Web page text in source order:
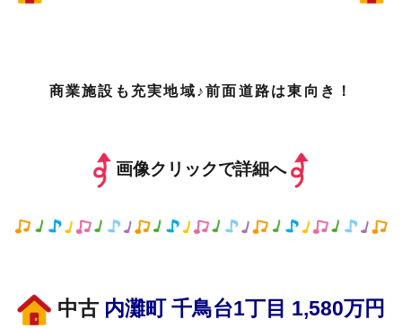
商業施設も充実地域♪前面道路は東向き！
画像クリックで詳細へ
中古 内灘町 千鳥台1丁目 1,580万円